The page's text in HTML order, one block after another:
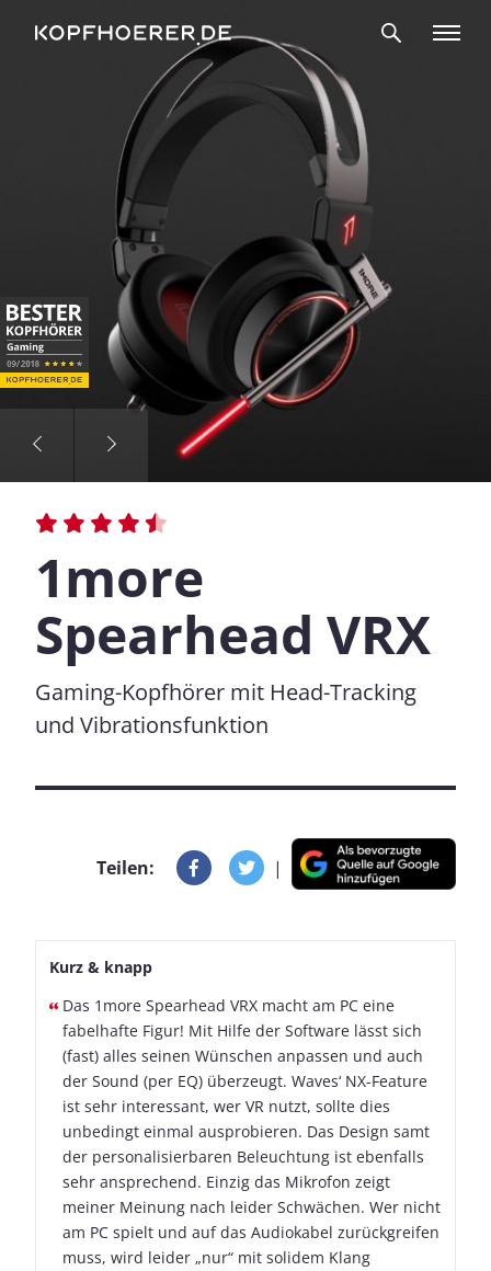
1more
Spearhead VRX
Gaming-Kopfhörer mit Head-Tracking
und Vibrationsfunktion
Teilen: |
Kurz & knapp
Das 1more Spearhead VRX macht am PC eine
fabelhafte Figur! Mit Hilfe der Software lässt sich
(fast) alles seinen Wünschen anpassen und auch
der Sound (per EQ) überzeugt. Waves‘ NX-Feature
ist sehr interessant, wer VR nutzt, sollte dies
unbedingt einmal ausprobieren. Das Design samt
der personalisierbaren Beleuchtung ist ebenfalls
sehr ansprechend. Einzig das Mikrofon zeigt
meiner Meinung nach leider Schwächen. Wer nicht
am PC spielt und auf das Audiokabel zurückgreifen
muss, wird leider „nur“ mit solidem Klang